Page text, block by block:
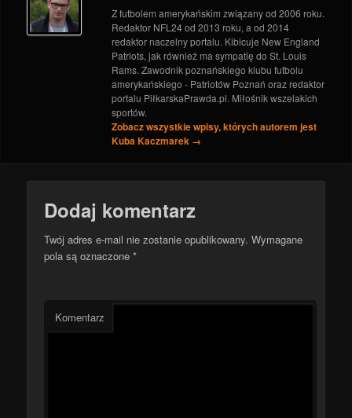
oczekiwania - 29 listopada 2017
Z futbolem amerykańskim związany od 2006 roku.
Redaktor NFL24 od 2013 roku, a od 2014
redaktor naczelny portalu. Kibicuje New England
Patriots, jak również ma sympatię do St. Louis
Rams. Zawodnik poznańskiego klubu futbolu
amerykańskiego - Patriotów Poznań oraz redaktor
portalu PiłkarskaPrawda.pl. Miłośnik wszelakich
sportów.
Zobacz wszystkie wpisy, których autorem jest
Kuba Kaczmarek →
Dodaj komentarz
Twój adres e-mail nie zostanie opublikowany. Wymagane
pola są oznaczone*
Komentarz